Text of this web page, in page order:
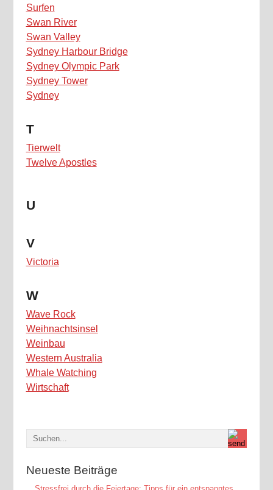
Surfen
Swan River
Swan Valley
Sydney Harbour Bridge
Sydney Olympic Park
Sydney Tower
Sydney
T
Tierwelt
Twelve Apostles
U
V
Victoria
W
Wave Rock
Weihnachtsinsel
Weinbau
Western Australia
Whale Watching
Wirtschaft
Neueste Beiträge